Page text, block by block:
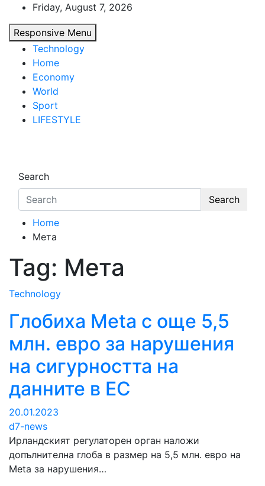
content
Friday, August 7, 2026
Responsive Menu
Technology
Home
Economy
World
Sport
LIFESTYLE
Search
Search
Home
Мета
Tag: Мета
Technology
Глобиха Meta с още 5,5
млн. евро за нарушения
на сигурността на
данните в ЕС
20.01.2023
d7-news
Ирландският регулаторен орган наложи
допълнителна глоба в размер на 5,5 млн. евро на
Meta за нарушения…